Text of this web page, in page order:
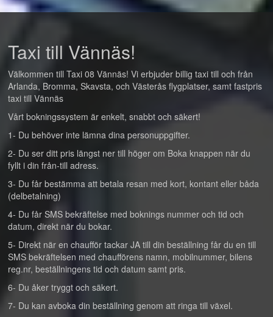
Taxi till Vännäs!
Välkommen till Taxi 08 Vännäs! Vi erbjuder billig taxi till och från
Arlanda, Bromma, Skavsta, och Västerås flygplatser, samt fastpris
taxi till Vännäs
Vårt bokningssystem är enkelt, snabbt och säkert!
1- Du behöver inte lämna dina personuppgifter.
2- Du ser ditt pris längst ner till höger om Boka knappen när du
fyllt i din från-till adress.
3- Du får bestämma att betala resan med kort, kontant eller båda
(delbetalning)
4- Du får SMS bekräftelse med boknings nummer och tid och
datum, direkt när du bokar.
5- Direkt när en chaufför tackar JA till din beställning får du en till
SMS bekräftelsen med chaufförens namn, mobilnummer, bilens
reg.nr, beställningens tid och datum samt pris.
6- Du åker tryggt och säkert.
7- Du kan avboka din beställning genom att ringa till växel.